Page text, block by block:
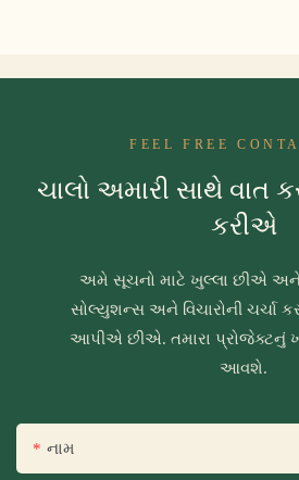
FEEL FREE
ચાલો અમારી સાથે વાત
કરીએ
અમે સૂચનો માટે ખુલ્લા છીએ અને
સોલ્યુશન્સ અને વિચારોની ચર્ચા
આપીએ છીએ. તમારા પ્રોજેક્ટનું
આવશે.
નામ